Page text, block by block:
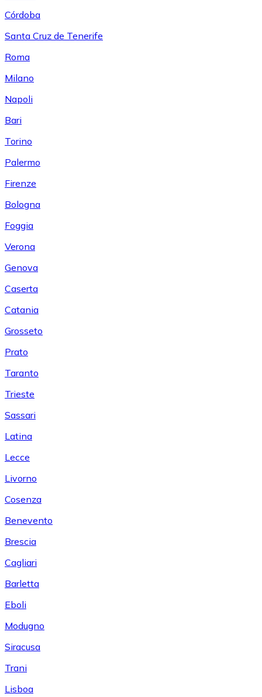
Córdoba
Santa Cruz de Tenerife
Roma
Milano
Napoli
Bari
Torino
Palermo
Firenze
Bologna
Foggia
Verona
Genova
Caserta
Catania
Grosseto
Prato
Taranto
Trieste
Sassari
Latina
Lecce
Livorno
Cosenza
Benevento
Brescia
Cagliari
Barletta
Eboli
Modugno
Siracusa
Trani
Lisboa